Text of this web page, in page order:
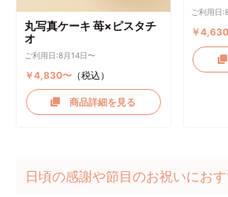
丸写真ケーキ 苺×ピスタチ
オ
ご利用日:8月14日〜
￥4,830〜（税込）
商品詳細を見る
ご利用日
￥
日頃の感謝や節目のお祝いにお